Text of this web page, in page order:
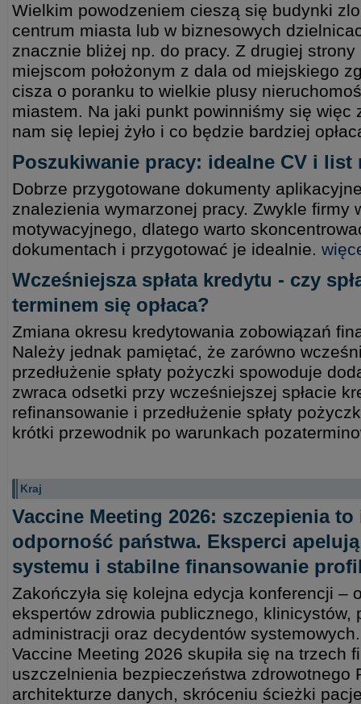
Wielkim powodzeniem cieszą się budynki
centrum miasta lub w biznesowych
znacznie bliżej np. do pracy. Z drugiej
miejscom położonym z dala od miejskiego
cisza o poranku to wielkie plusy
miastem. Na jaki punkt powinniśmy się więc
nam się lepiej żyło i co będzie bardziej
Poszukiwanie pracy: idealne CV i list
Dobrze przygotowane dokumenty
znalezienia wymarzonej pracy. Zwykle firmy
motywacyjnego, dlatego warto
dokumentach i przygotować je idealnie.
Wcześniejsza spłata kredytu - czy
terminem się opłaca?
Zmiana okresu kredytowania zobowiązań
Należy jednak pamiętać, że zarówno
przedłużenie spłaty pożyczki spowoduje
zwraca odsetki przy wcześniejszej spłacie
refinansowanie i przedłużenie spłaty
krótki przewodnik po warunkach
Kraj
Vaccine Meeting 2026: szczepienia
odporność państwa. Eksperci
systemu i stabilne finansowanie
Zakończyła się kolejna edycja konferencji –
ekspertów zdrowia publicznego, klinicystów,
administracji oraz decydentów
Vaccine Meeting 2026 skupiła się na trzech
uszczelnienia bezpieczeństwa zdrowotnego
architekturze danych, skróceniu ścieżki